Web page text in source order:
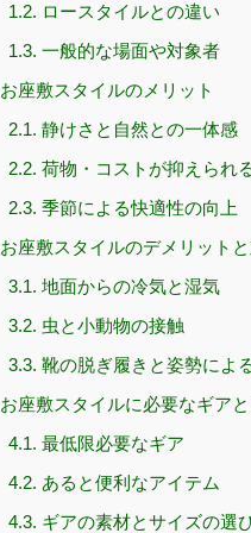
1.2. ロースタイルとの違い
1.3. 一般的な場面や対象者
お座敷スタイルのメリット
2.1. 静けさと自然との一体感
2.2. 荷物・コストが抑えられ
2.3. 季節による快適性の向上
お座敷スタイルのデメリット
3.1. 地面からの冷気と湿気
3.2. 虫と小動物の接触
3.3. 靴の脱ぎ履きと姿勢によ
お座敷スタイルに必要なギア
4.1. 最低限必要なギア
4.2. あると便利なアイテム
4.3. ギアの素材とサイズの選